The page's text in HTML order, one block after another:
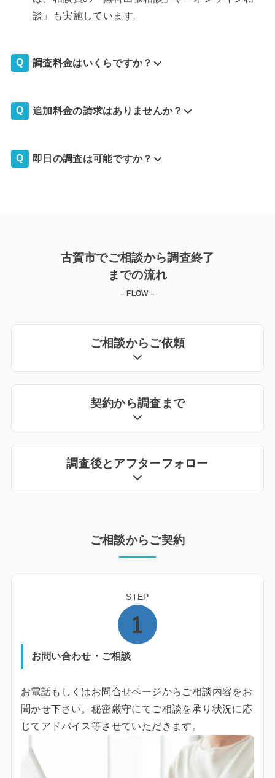
談」も実施しています。
調査料金はいくらですか？
追加料金の請求はありませんか？
即日の調査は可能ですか？
古賀市でご相談から調査終了
までの流れ
– FLOW –
ご相談からご依頼
契約から調査まで
調査後とアフターフォロー
ご相談からご契約
STEP
お問い合わせ・ご相談
お電話もしくはお問合せページからご相談内容をお
聞かせ下さい。秘密厳守にてご相談を承り状況に応
じてアドバイス等させていただきます。